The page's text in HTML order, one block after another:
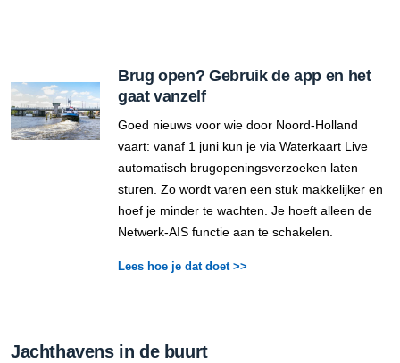
Brug open? Gebruik de app en het
gaat vanzelf
Goed nieuws voor wie door Noord-Holland
vaart: vanaf 1 juni kun je via Waterkaart Live
automatisch brugopeningsverzoeken laten
sturen. Zo wordt varen een stuk makkelijker en
hoef je minder te wachten. Je hoeft alleen de
Netwerk-AIS functie aan te schakelen.
Lees hoe je dat doet >>
Jachthavens in de buurt